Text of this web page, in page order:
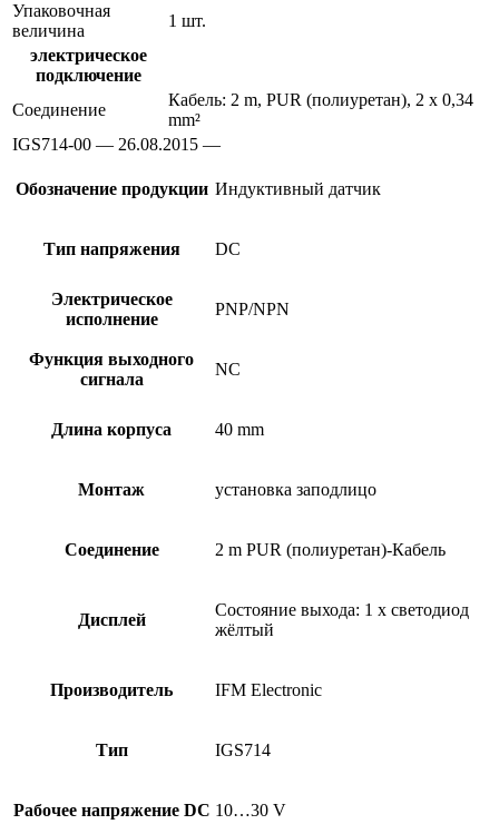
Упаковочная
величина
1 шт.
электрическое
подключение
Соединение
Кабель: 2 m, PUR (полиуретан), 2 x 0,34
mm²
IGS714-00 — 26.08.2015 —
Обозначение продукции Индуктивный датчик
Тип напряжения DC
Электрическое
исполнение
PNP/NPN
Функция выходного
сигнала
NC
Длина корпуса 40 mm
Монтаж установка заподлицо
Соединение 2 m PUR (полиуретан)-Кабель
Дисплей
Состояние выхода: 1 x светодиод
жёлтый
Производитель IFM Electronic
Тип IGS714
Рабочее напряжение DC 10…30 V